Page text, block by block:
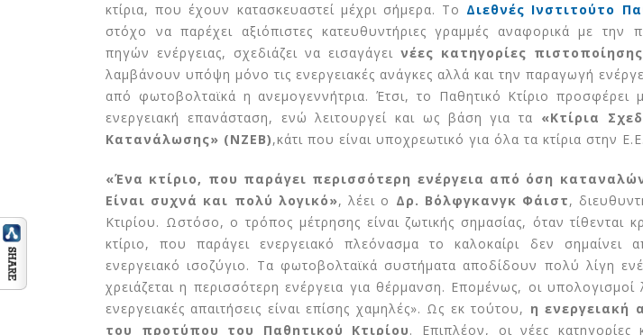
κτίρια, που έχουν κατασκευαστεί μέχρι σήμερα. Το Διεθνές Ινστιτούτο
στόχο να παρέχει αξιόπιστες κατευθυντήριες γραμμές αναφορικά με την
πηγών ενέργειας, σχεδιάζει να εισαγάγει νέες κατηγορίες πιστοποίησης
λαμβάνουν υπόψη μόνο τις ενεργειακές ανάγκες αλλά και την παραγωγή
από φωτοβολταϊκά η ανεμογεννήτρια. Έτσι, το Παθητικό Κτίριο προσφέρει
ενεργειακή επανάσταση, ενώ λειτουργεί και ως βάση για τα «Κτίρια
Κατανάλωσης» (NZEB),κάτι που είναι υποχρεωτικό για όλα τα κτίρια στην
«Ένα κτίριο, που παράγει περισσότερη ενέργεια από όση
Είναι συχνά και πολύ λογικό», λέει ο Δρ. Βόλφγκανγκ Φάιστ,
Κτιρίου. Ωστόσο, ο τρόπος μέτρησης είναι ζωτικής σημασίας, όταν τίθενται
κτίριο, που παράγει ενεργειακό πλεόνασμα το καλοκαίρι δεν σημαίνει
ενεργειακό ισοζύγιο. Τα φωτοβολταϊκά συστήματα αποδίδουν πολύ λίγη
χρειάζεται η περισσότερη ενέργεια για θέρμανση. Επομένως, οι
ενεργειακές απαιτήσεις είναι επίσης χαμηλές». Ως εκ τούτου, η ενεργειακή
του προτύπου του Παθητικού Κτιρίου. Επιπλέον, οι νέες